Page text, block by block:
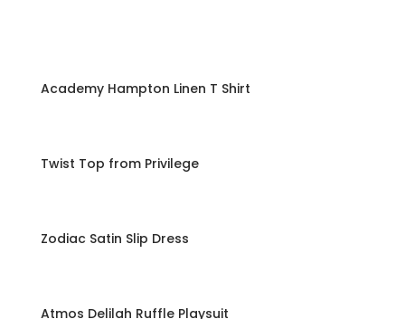
Academy Hampton Linen T Shirt
Twist Top from Privilege
Zodiac Satin Slip Dress
Atmos Delilah Ruffle Playsuit